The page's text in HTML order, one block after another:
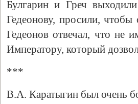
Булгарин и Греч
Гедеонову, просили, чтобы
Гедеонов отвечал, что не
Императору, который
***
В.А. Каратыгин был очень